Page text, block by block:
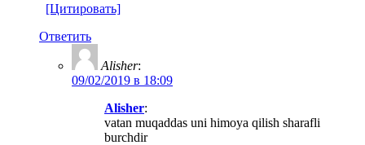
[Цитировать]
Ответить
Alisher:
09/02/2019 в 18:09
Alisher:
vatan muqaddas uni himoya qilish sharafli
burchdir